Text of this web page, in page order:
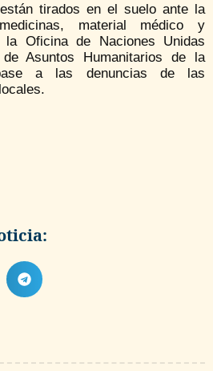
tirados en el suelo ante la
material médico y
la Oficina de Naciones Unidas
Asuntos Humanitarios de la
a las denuncias de las